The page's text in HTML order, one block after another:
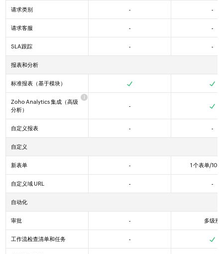
请求类别 - -Yes
请求客服 - -Yes
SLA跟踪 - -Yes
报表和分析
标准报表（基于模块）
Yes Yes Yes
Zoho Analytics 集成（高级
分析）
-Yes Yes
自定义报表 - -
Yes Yes
自定义
新表单 - 1 个表单/10
自定义域 URL - -
Yes Yes
自动化
审批 - 多级别
工作流检查清单和任务 -
Yes Yes Yes